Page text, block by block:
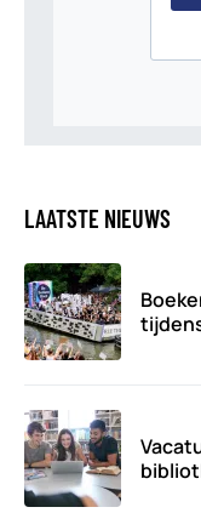
LAATSTE NIEUWS